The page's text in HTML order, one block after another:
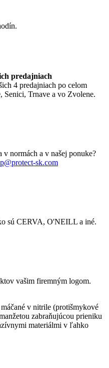
predajniach
4 predajniach po celom
Senici, Trnave a vo Zvolene.
normách a v našej ponuke?
sk.com
sú CERVA, O'NEILL a iné.
vašim firemným logom.
v nitrile (protišmykové
zabraňujúcou prieniku
materiálmi v ľahko